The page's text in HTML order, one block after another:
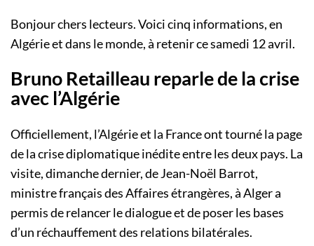
Bonjour chers lecteurs. Voici cinq informations, en
Algérie et dans le monde, à retenir ce samedi 12 avril.
Bruno Retailleau reparle de la crise
avec l’Algérie
Officiellement, l’Algérie et la France ont tourné la page
de la crise diplomatique inédite entre les deux pays. La
visite, dimanche dernier, de Jean-Noël Barrot,
ministre français des Affaires étrangères, à Alger a
permis de relancer le dialogue et de poser les bases
d’un réchauffement des relations bilatérales.